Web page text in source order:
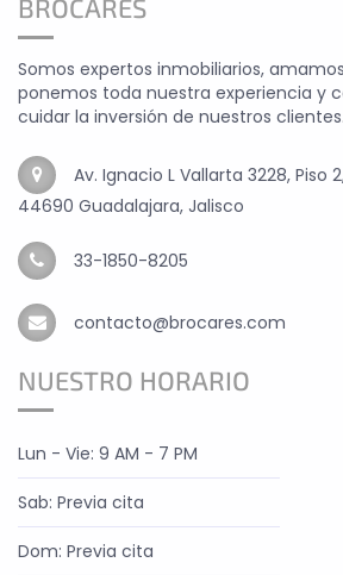
BROCARES
Somos expertos inmobiliarios,
ponemos toda nuestra experiencia y
cuidar la inversión de nuestros clientes.
Av. Ignacio L Vallarta 3228, Piso
44690 Guadalajara, Jalisco
33-1850-8205
contacto@brocares.com
NUESTRO HORARIO
Lun - Vie: 9 AM - 7 PM
Sab: Previa cita
Dom: Previa cita